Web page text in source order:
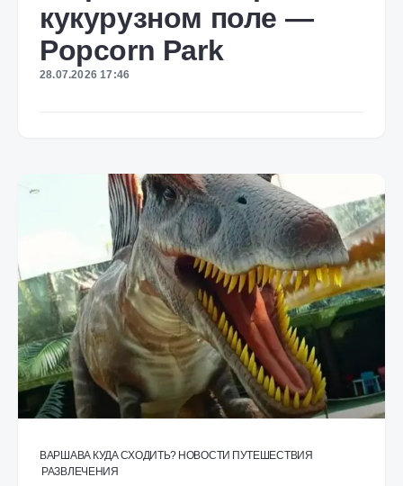
кукурузном поле —
Popcorn Park
28.07.2026 17:46
ВАРШАВА КУДА СХОДИТЬ? НОВОСТИ ПУТЕШЕСТВИЯ
РАЗВЛЕЧЕНИЯ